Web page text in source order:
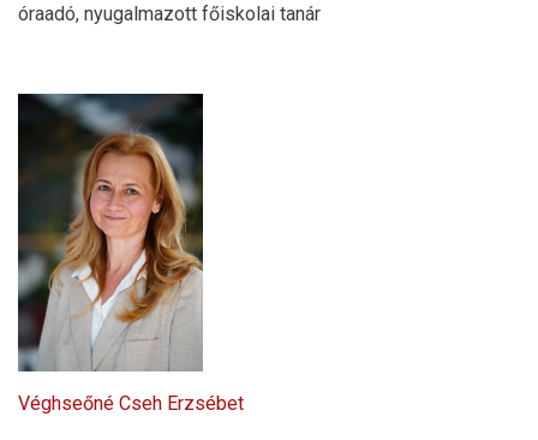
óraadó, nyugalmazott főiskolai tanár
Véghseőné Cseh Erzsébet